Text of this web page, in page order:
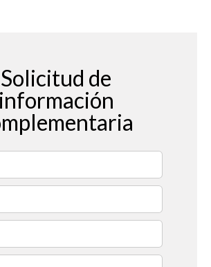
Solicitud de
información